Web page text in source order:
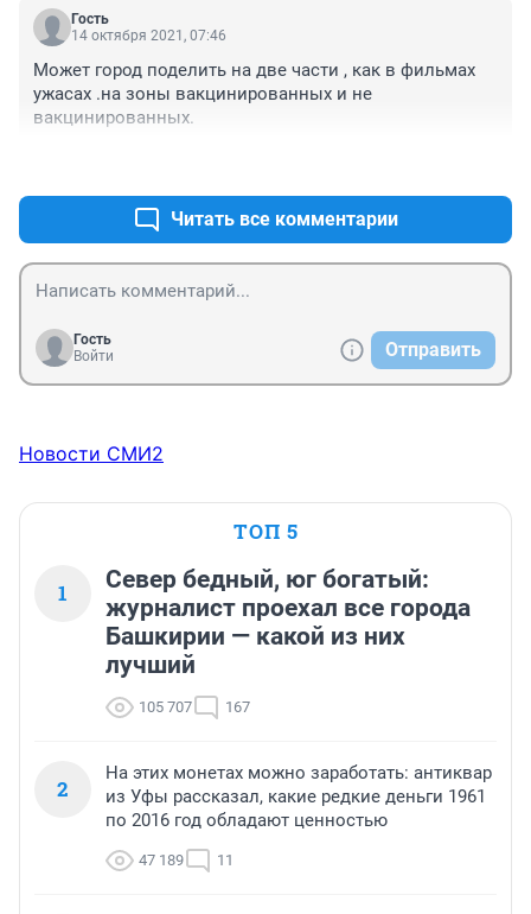
Гость
14 октября 2021, 07:46
Может город поделить на две части , как в фильмах
ужасах .на зоны вакцинированных и не
вакцинированных.
Читать все комментарии
Гость
Войти
Отправить
Новости СМИ2
ТОП 5
1
Север бедный, юг богатый:
журналист проехал все города
Башкирии — какой из них
лучший
105 707 167
2
На этих монетах можно заработать: антиквар
из Уфы рассказал, какие редкие деньги 1961
по 2016 год обладают ценностью
47 189 11